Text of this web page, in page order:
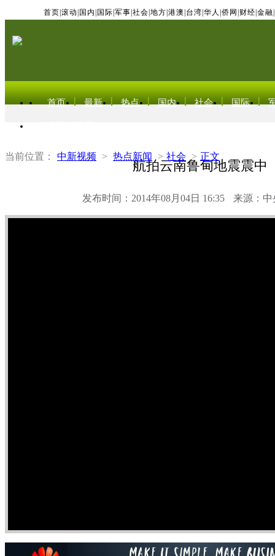
首页 滚动 国内 国际 军事 社会 地方 港澳 台湾 华人 侨网 财经 金融
首页 最新 热点 国内 社会 国际
当前位置： 中新视频 > 热点新闻 > 社会 > 正文
航拍云南鲁甸地震震中
发布时间：2014年08月04日 16:35 来源：中